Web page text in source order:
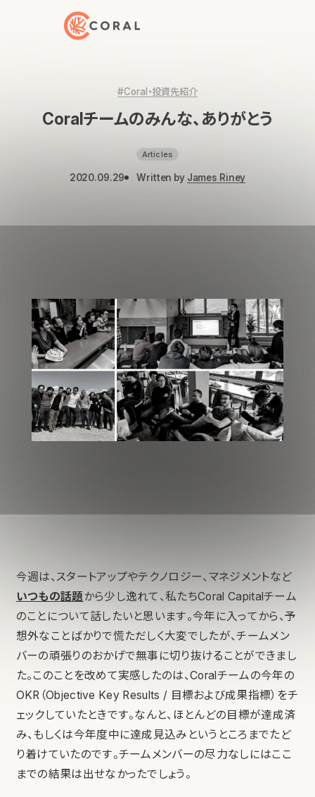
トップページへ戻る
#Coral・投資先紹介
Coralチームのみんな、ありがとう
Articles
2020.09.29 Written by James Riney
今週は、スタートアップやテクノロジー、マネジメントなど
いつもの話題から少し逸れて、私たちCoral Capitalチーム
のことについて話したいと思います。今年に入ってから、予
想外なことばかりで慌ただしく大変でしたが、チームメン
バーの頑張りのおかげで無事に切り抜けることができまし
た。このことを改めて実感したのは、Coralチームの今年の
OKR（Objective Key Results / 目標および成果指標）をチ
ェックしていたときです。なんと、ほとんどの目標が達成済
み、もしくは今年度中に達成見込みというところまでたど
り着けていたのです。チームメンバーの尽力なしにはここ
までの結果は出せなかったでしょう。